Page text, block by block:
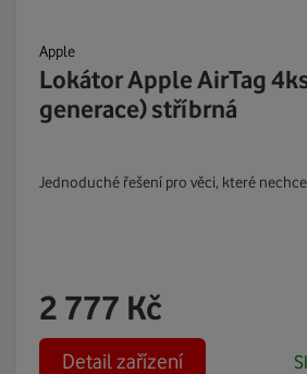
Apple
Lokátor Apple AirTag
generace) stříbrná
Jednoduché řešení pro věci, které
2 777 Kč
Detail zařízení